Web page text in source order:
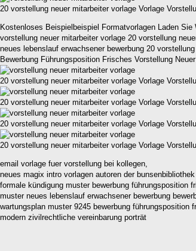
20 vorstellung neuer mitarbeiter vorlage Vorlage
Kostenloses Beispielbeispiel Formatvorlagen Laden
vorstellung neuer mitarbeiter vorlage 20 vorstellung
neues lebenslauf erwachsener bewerbung 20
Bewerbung Führungsposition Frisches Vorstellung
20 vorstellung neuer mitarbeiter vorlage Vorlage
20 vorstellung neuer mitarbeiter vorlage Vorlage
20 vorstellung neuer mitarbeiter vorlage Vorlage
20 vorstellung neuer mitarbeiter vorlage Vorlage
email vorlage fuer vorstellung bei kollegen,
neues magix intro vorlagen autoren der
formale kündigung muster bewerbung führungsposition
muster neues lebenslauf erwachsener bewerbung
wartungsplan muster 9245 bewerbung
modern zivilrechtliche vereinbarung porträt